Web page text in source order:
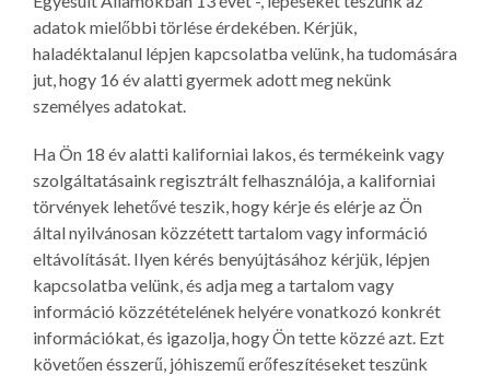
adatok mielőbbi törlése érdekében. Kérjük,
haladéktalanul lépjen kapcsolatba velünk, ha tudomására
jut, hogy 16 év alatti gyermek adott meg nekünk
személyes adatokat.
Ha Ön 18 év alatti kaliforniai lakos, és termékeink vagy
szolgáltatásaink regisztrált felhasználója, a kaliforniai
törvények lehetővé teszik, hogy kérje és elérje az Ön
által nyilvánosan közzétett tartalom vagy információ
eltávolítását. Ilyen kérés benyújtásához kérjük, lépjen
kapcsolatba velünk, és adja meg a tartalom vagy
információ közzétételének helyére vonatkozó konkrét
információkat, és igazolja, hogy Ön tette közzé azt. Ezt
követően ésszerű, jóhiszemű erőfeszítéseket teszünk